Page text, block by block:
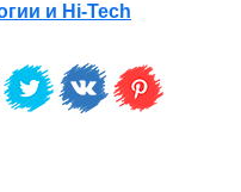
и Hi-Tech